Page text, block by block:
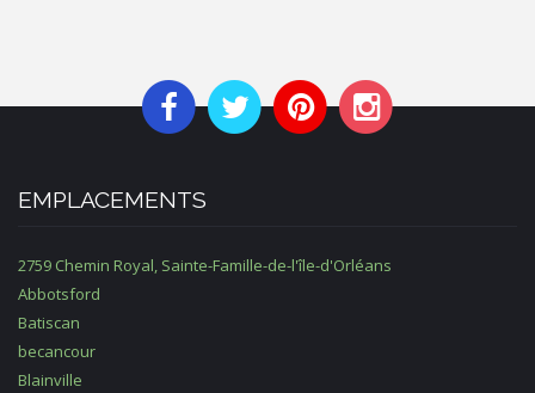
EMPLACEMENTS
2759 Chemin Royal, Sainte-Famille-de-l'île-d'Orléans
Abbotsford
Batiscan
becancour
Blainville